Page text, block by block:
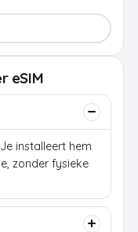
eSIM
installeert hem
zonder fysieke